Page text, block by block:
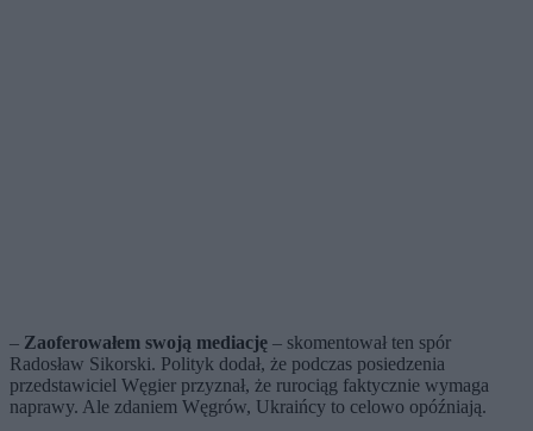
– Zaoferowałem swoją mediację – skomentował ten spór
Radosław Sikorski. Polityk dodał, że podczas posiedzenia
przedstawiciel Węgier przyznał, że rurociąg faktycznie wymaga
naprawy. Ale zdaniem Węgrów, Ukraińcy to celowo opóźniają.